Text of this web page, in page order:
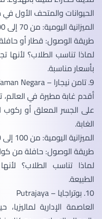
الحيوانات والمتحف الأول في
الميزانية اليومية: من 70 إلى 100 رينغيت.
طريقة الوصول: قطار أو
لماذا تناسب الطلاب؟ لأنها
بأسعار مناسبة.
9. تامن نيجارا – Taman Negara
أقدم غابة مطيرة في
على الجسر المعلق أو ركوب
الغابة.
الميزانية اليومية: من 100 إلى 130 رينغيت.
طريقة الوصول: حافلة من
لماذا تناسب الطلاب؟
الطبيعة.
10. بوتراجايا – Putrajaya
العاصمة الإدارية